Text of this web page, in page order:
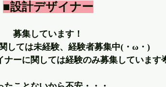
■設計デザイナー
募集しています！
しては未経験、経験者募集中(・ω・)
ナーに関しては経験のみ募集しています